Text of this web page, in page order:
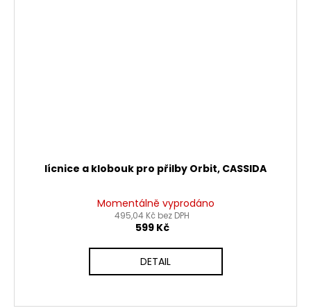
lícnice a klobouk pro přilby Orbit, CASSIDA
Momentálně vyprodáno
495,04 Kč bez DPH
599 Kč
DETAIL